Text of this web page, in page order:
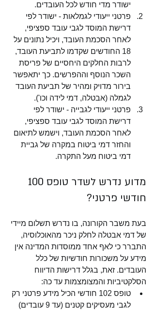
ישודר מדי חודש לכל העובדים.
פרטני ייעודי לגמלאות - ישודר לפי
דרישת המוסד לגבי עובד ספציפי,
לאחר הסכמת העובד, ויכיל נתונים על
18 החודשים שקדמו לתביעת העובד,
לרבות החלקים היחסיים של פריסת
השכר הנוסף וההפרשים. כך יתאפשר
בירור מדויק ומהיר של תביעת העובד
לגמלה (אבטלה, דמי לידה וכו').
פרטני ייעודי לגבייה - ישודר לפי
דרישת המוסד לגבי עובד ספציפי,
לאחר הסכמת העובד, וישמש לתיאום
והחזר דמי ביטוח במקרה של גביית
דמי ביטוח מעל התקרה.
חודשי פרטני?
בעת משבר הקורונה, בו נדרש תשלום מיידי
של דמי אבטלה לחלק ניכר מהאוכלוסיה,
התברר כי לאף אחד ממוסדות המדינה אין
מידע על משכורות חודשיות של כלל
העובדים. זאת, בגלל דרישות הדיווח
הסלקטיביות והמצומצמות עד כה:
טופס 102 חודשי הכיל מידע פרטני רק
לגבי מעסיקים קטנים (עד 9 עובדים)